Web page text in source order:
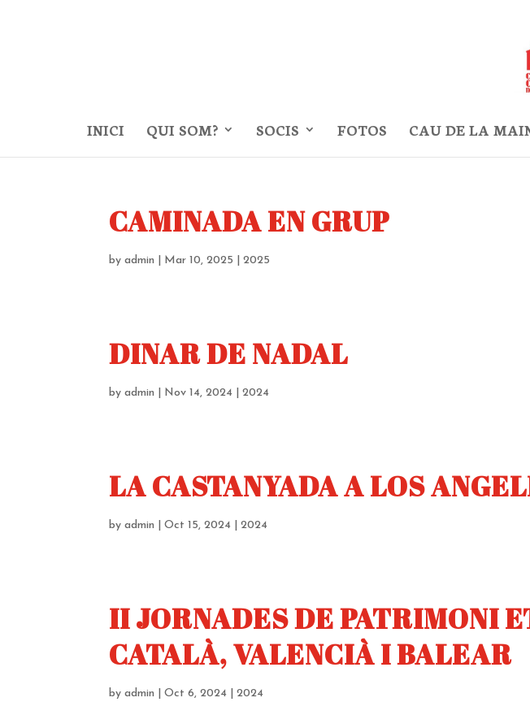
INICI QUI SOM? SOCIS FOTOS CAU DE LA
CAMINADA EN GRUP
byadmin Mar 10, 2025 |2025
DINAR DE NADAL
byadmin Nov 14, 2024 |2024
LA CASTANYADA A LOS
byadmin |Oct 15, 2024 |2024
II JORNADES DE PATRIMONI
CATALÀ, VALENCIÀ I BALEAR
byadmin |Oct 6, 2024 |2024